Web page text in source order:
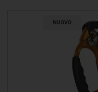
NUOVO